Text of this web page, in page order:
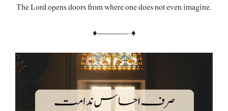
The Lord opens doors from where one does not even imagine.
♦—————–♦